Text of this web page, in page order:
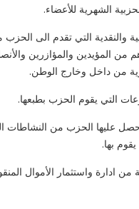
والنقدية التي تقدم الى
من المؤيدين والمؤازرين
من داخل وخارج الوطن.
يحصل عليها الحزب من النشاطات
بها.
من ادارة واستثمار الأموال